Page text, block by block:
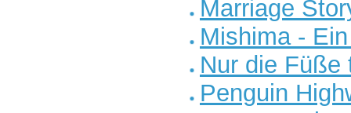
Marriage
Mishima -
Nur die Füße
Penguin